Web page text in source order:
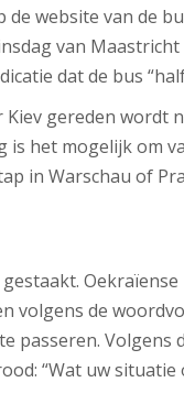
website van de
van Maastricht
dat de bus
gereden wordt
is het mogelijk om
in Warschau of
Oekraïense
volgens de
passeren. Volgens
“Wat uw